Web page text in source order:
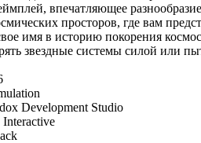
впечатляющее
просторов, где вам
имя в историю покорения
звездные системы силой или
Development Studio
Interactive